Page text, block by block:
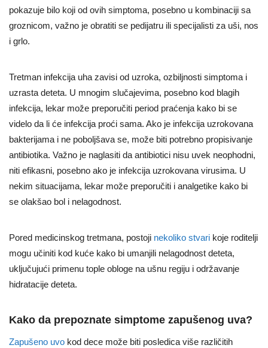
pokazuje bilo koji od ovih simptoma, posebno u kombinaciji sa
groznicom, važno je obratiti se pedijatru ili specijalisti za uši, nos
i grlo.
Tretman infekcija uha zavisi od uzroka, ozbiljnosti simptoma i
uzrasta deteta. U mnogim slučajevima, posebno kod blagih
infekcija, lekar može preporučiti period praćenja kako bi se
videlo da li će infekcija proći sama. Ako je infekcija uzrokovana
bakterijama i ne poboljšava se, može biti potrebno propisivanje
antibiotika. Važno je naglasiti da antibiotici nisu uvek neophodni,
niti efikasni, posebno ako je infekcija uzrokovana virusima. U
nekim situacijama, lekar može preporučiti i analgetike kako bi
se olakšao bol i nelagodnost.
Pored medicinskog tretmana, postoji nekoliko stvari koje roditelji
mogu učiniti kod kuće kako bi umanjili nelagodnost deteta,
uključujući primenu tople obloge na ušnu regiju i održavanje
hidratacije deteta.
Kako da prepoznate simptome zapušenog uva?
Zapušeno uvo kod dece može biti posledica više različitih